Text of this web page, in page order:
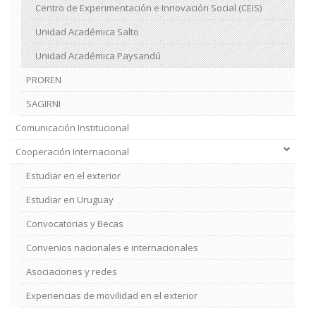
Centro de Experimentación e Innovación Social (CEIS)
Unidad Académica Salto
Unidad Académica Paysandú
PROREN
SAGIRNI
Comunicación Institucional
Cooperación Internacional
Estudiar en el exterior
Estudiar en Uruguay
Convocatorias y Becas
Convenios nacionales e internacionales
Asociaciones y redes
Experiencias de movilidad en el exterior